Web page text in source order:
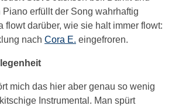
erfüllt der Song wahrhaftig
flowt darüber, wie sie halt immer flowt:
nach Cora E. eingefroren.
mich das hier aber genau so wenig
Instrumental. Man spürt